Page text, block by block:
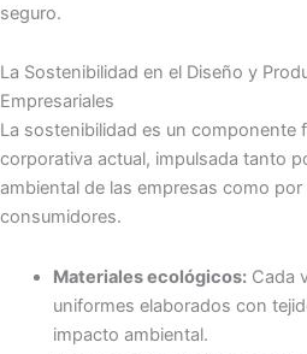
seguro.
La Sostenibilidad en el Diseño y
Empresariales
La sostenibilidad es un componente
corporativa actual, impulsada tanto
ambiental de las empresas como
consumidores.
Materiales ecológicos:Cada
uniformes elaborados con
impacto ambiental.